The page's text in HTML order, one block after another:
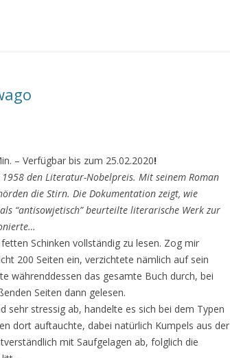
– Verfügbar bis zum 25.02.2020!
den Literatur-Nobelpreis. Mit seinem Roman
die Stirn. Die Dokumentation zeigt, wie
“antisowjetisch” beurteilte literarische Werk zur
Schinken vollständig zu lesen. Zog mir
200 Seiten ein, verzichtete nämlich auf sein
währenddessen das gesamte Buch durch, bei
Seiten dann gelesen.
sehr stressig ab, handelte es sich bei dem Typen
dort auftauchte, dabei natürlich Kumpels aus der
mit Saufgelagen ab, folglich die